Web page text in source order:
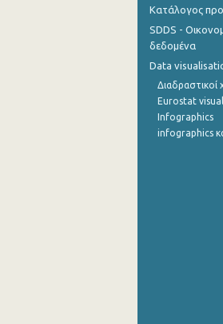
Κατάλογος
SDDS -
δεδομένα
Data
Διαδραστικοί
Eurostat
Infographics
infographics